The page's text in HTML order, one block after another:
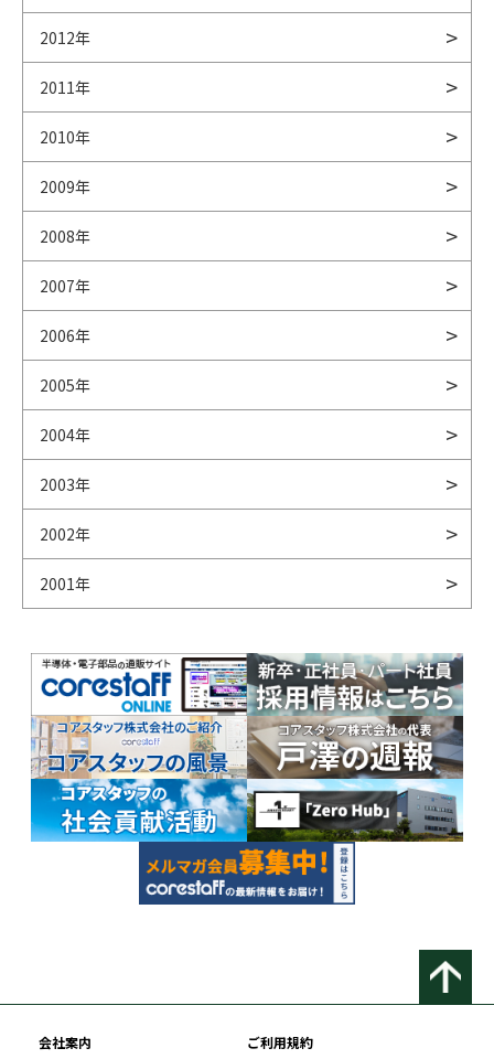
2012年
2011年
2010年
2009年
2008年
2007年
2006年
2005年
2004年
2003年
2002年
2001年
会社案内
ご利用規約